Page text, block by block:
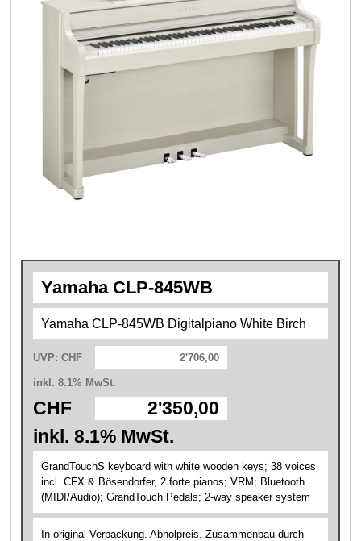
Yamaha CLP-845WB
Yamaha CLP-845WB Digitalpiano White Birch
UVP: CHF 2'706,00
inkl. 8.1% MwSt.
CHF
2'350,00
inkl. 8.1% MwSt.
GrandTouchS keyboard with white wooden keys; 38 voices
incl. CFX & Bösendorfer, 2 forte pianos; VRM; Bluetooth
(MIDI/Audio); GrandTouch Pedals; 2-way speaker system
In original Verpackung. Abholpreis. Zusammenbau durch